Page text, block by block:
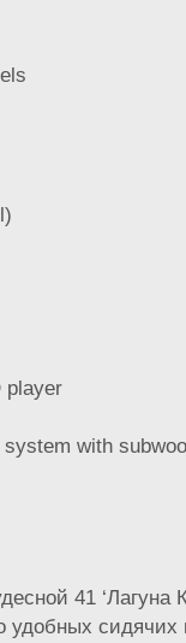
player
with
41 ‘Лагуна
удобных